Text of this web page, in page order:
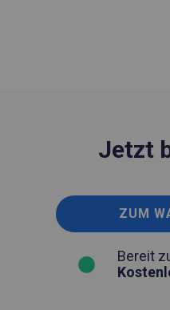
Jetzt
ZUM
Bereit